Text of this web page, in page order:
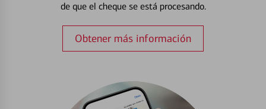
de que el cheque se está procesando.
Obtener más información